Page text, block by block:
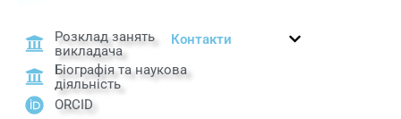
Контакти
Розклад занять
викладача
Біографія та наукова
діяльність
ORCID